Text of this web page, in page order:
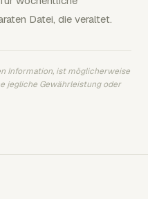
Datei, die veraltet.
Information, ist möglicherweise
jegliche Gewährleistung oder